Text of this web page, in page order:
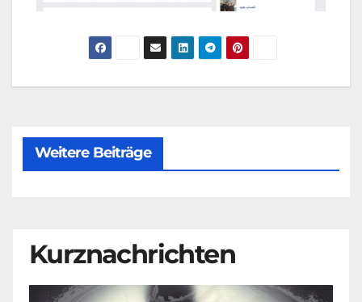
Weitere Beiträge
Kurznachrichten